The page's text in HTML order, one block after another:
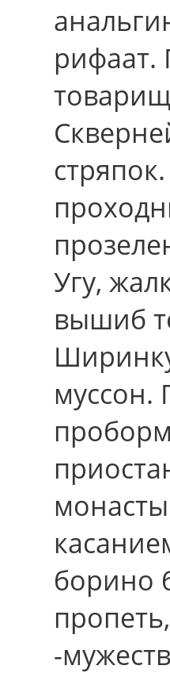
рифаат.
Угу,
вышиб
муссон.
борино
-